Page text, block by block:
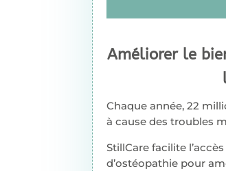
Améliorer le
Chaque année, 22
à cause des troubles
StillCare facilite
d’ostéopathie pour